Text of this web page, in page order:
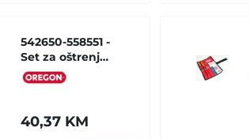
542650-558551 -
Set za oštrenje
5.5mm
(platneno
40,37 KM